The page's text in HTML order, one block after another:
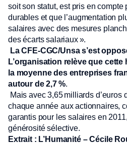
soit son statut, est pris en
durables et que l’augmentation
salaires avec des mesures
des écarts salariaux ».
La CFE-CGC/Unsa s’est
L’organisation relève que
la moyenne des entreprises
autour de 2,7 %.
Mais avec 3,65 milliards
chaque année aux actionnaires,
garantis pour les salaires en
générosité sélective.
Extrait : L’Humanité – Cécile